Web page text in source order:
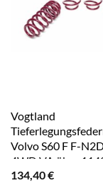
Vogtland
Volvo S60 F F-
4WD VA über 1140
134,40€